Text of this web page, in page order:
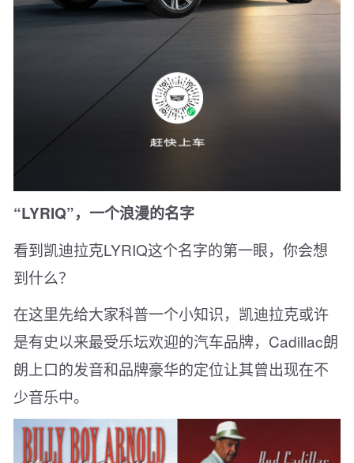
“LYRIQ”，一个浪漫的名字
看到凯迪拉克LYRIQ这个名字的第一眼，你会想
到什么？
在这里先给大家科普一个小知识，凯迪拉克或许
是有史以来最受乐坛欢迎的汽车品牌，Cadillac朗
朗上口的发音和品牌豪华的定位让其曾出现在不
少音乐中。